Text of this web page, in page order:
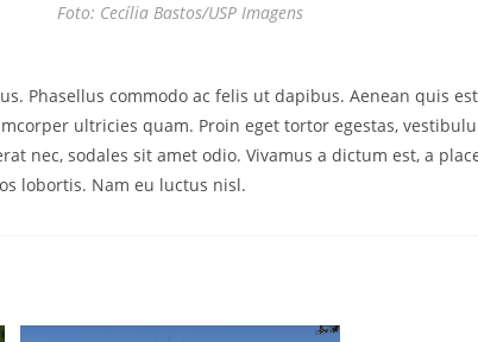
Foto: Cecília Bastos/USP Imagens
Phasellus commodo ac felis ut dapibus. Aenean quis
ultricies quam. Proin eget tortor egestas,
nec, sodales sit amet odio. Vivamus a dictum est, a
lobortis. Nam eu luctus nisl.